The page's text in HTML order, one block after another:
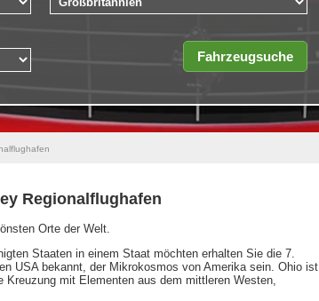
Regionalflughafen
Orte der Welt.
Staaten in einem Staat möchten erhalten Sie die 7.
USA bekannt, der Mikrokosmos von Amerika sein. Ohio ist
mit Elementen aus dem mittleren Westen,